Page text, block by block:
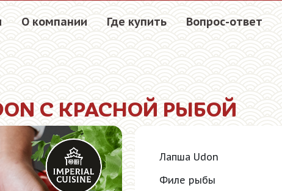
О компании Где купить Вопрос-ответ
С КРАСНОЙ РЫБОЙ
Лапша Udon
Филе рыбы